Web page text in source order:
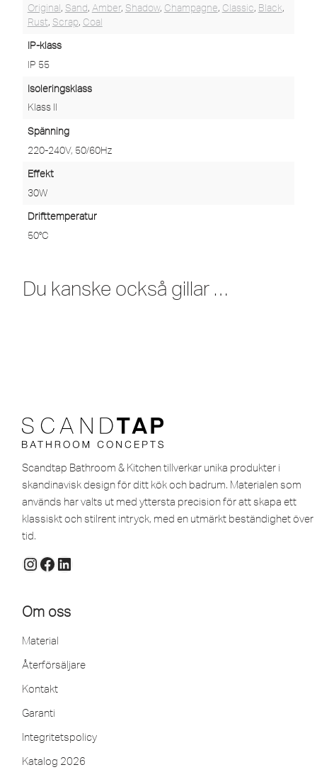
Original, Sand, Amber, Shadow, Champagne, Classic, Black,
Rust, Scrap, Coal
IP-klass
IP 55
Isoleringsklass
Klass II
Spänning
220-240V, 50/60Hz
Effekt
30W
Drifttemperatur
50°C
Du kanske också gillar …
Scandtap Bathroom & Kitchen tillverkar unika produkter i
skandinavisk design för ditt kök och badrum. Materialen som
används har valts ut med yttersta precision för att skapa ett
klassiskt och stilrent intryck, med en utmärkt beständighet över
tid.
Om oss
Material
Återförsäljare
Kontakt
Garanti
Integritetspolicy
Katalog 2026